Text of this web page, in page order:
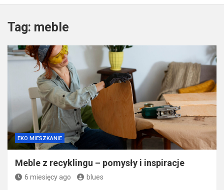
Tag: meble
EKO MIESZKANIE
Meble z recyklingu – pomysły i inspiracje
6 miesięcy ago blues